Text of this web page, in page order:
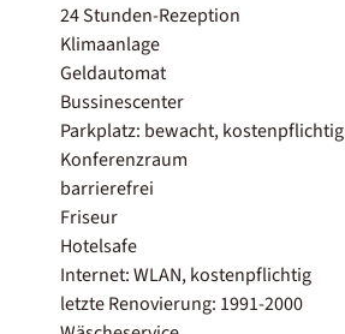
24 Stunden-Rezeption
Klimaanlage
Geldautomat
Bussinescenter
Parkplatz: bewacht, kostenpflichtig
Konferenzraum
barrierefrei
Friseur
Hotelsafe
Internet: WLAN, kostenpflichtig
letzte Renovierung: 1991-2000